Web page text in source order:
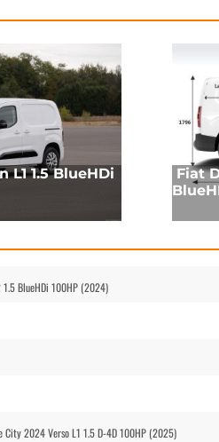
L1 1.5 BlueHDi
Fiat
1.5 BlueHDi 100HP (2024)
City 2024 Verso L1 1.5 D-4D 100HP (2025)